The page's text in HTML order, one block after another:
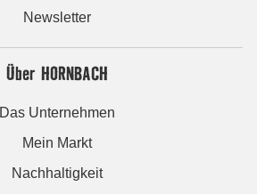
Newsletter
Über HORNBACH
Das Unternehmen
Mein Markt
Nachhaltigkeit